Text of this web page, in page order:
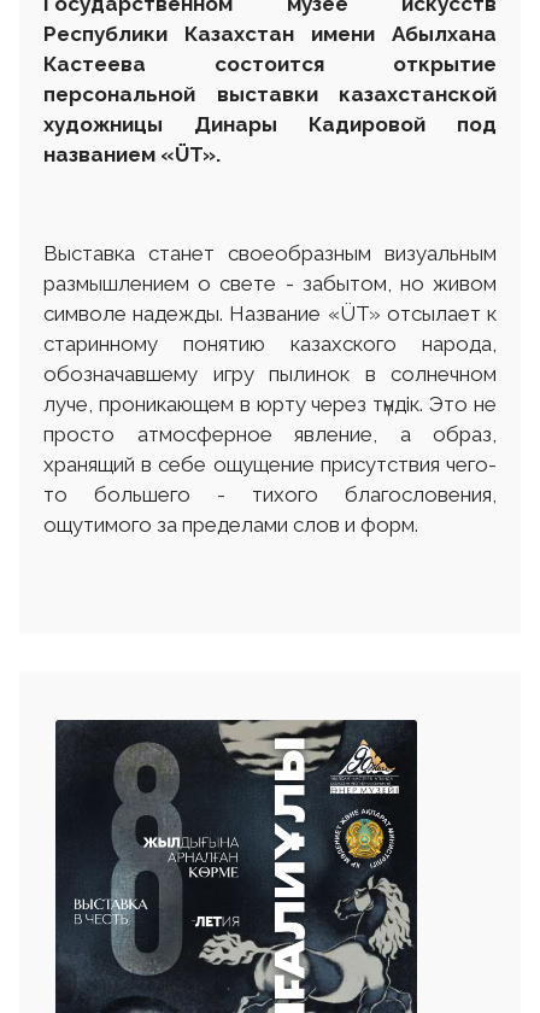
Республики Казахстан имени Абылхана
Кастеева состоится открытие
персональной выставки казахстанской
художницы Динары Кадировой под
названием «ÜT».
Выставка станет своеобразным визуальным
размышлением о свете - забытом, но живом
символе надежды. Название «ÜT» отсылает к
старинному понятию казахского народа,
обозначавшему игру пылинок в солнечном
луче, проникающем в юрту через түндiк. Это не
просто атмосферное явление, а образ,
хранящий в себе ощущение присутствия чего-
то большего - тихого благословения,
ощутимого за пределами слов и форм.